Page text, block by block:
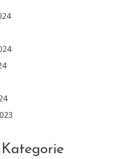
Kategorie